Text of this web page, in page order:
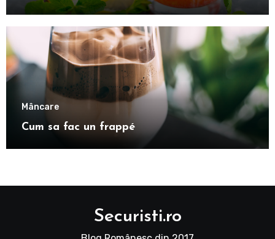
Mâncare
Cum sa fac un frappé
Securisti.ro